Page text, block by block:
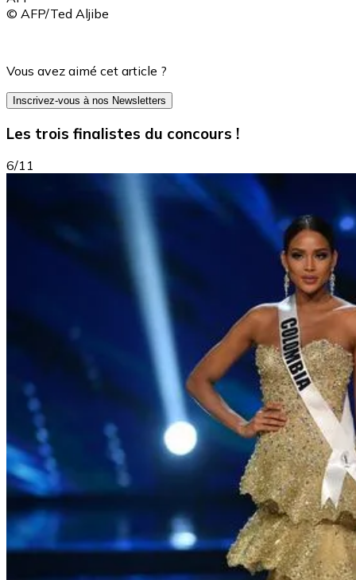
© AFP/Ted Aljibe
Vous avez aimé cet article ?
Inscrivez-vous à nos Newsletters
Les trois finalistes du concours !
6/11